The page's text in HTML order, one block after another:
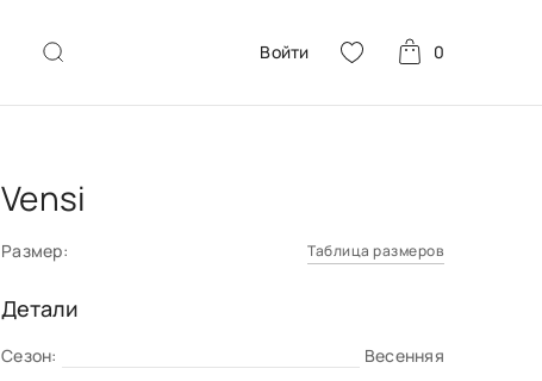
Войти 0
Vensi
Размер: Таблица размеров
Детали
Сезон:
Весенняя